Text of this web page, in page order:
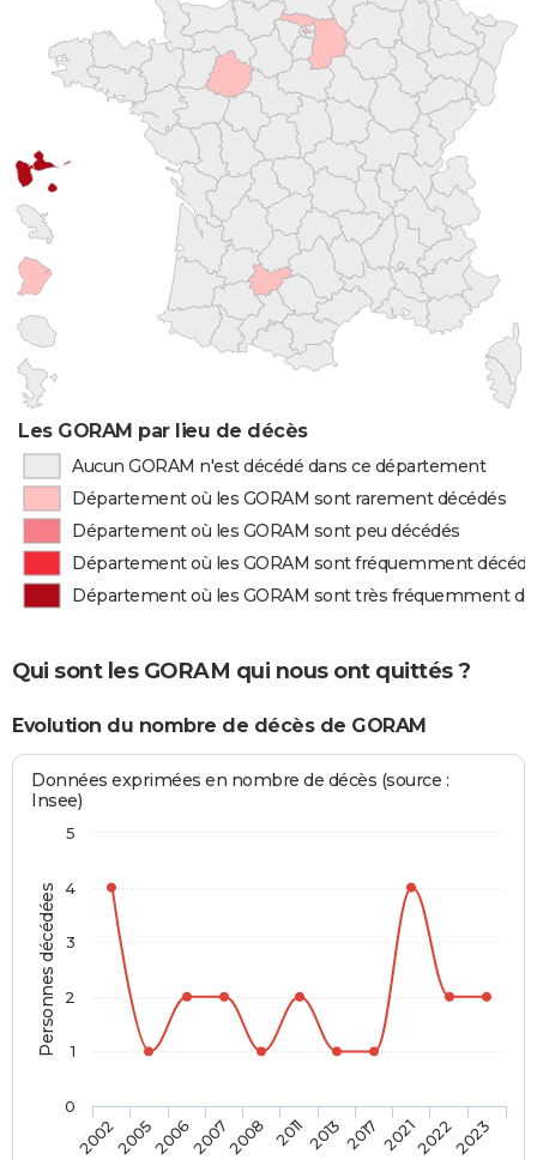
Les GORAM par lieu de décès
Aucun GORAM n'est décédé dans ce département
Département où les GORAM sont rarement décédés
Département où les GORAM sont peu décédés
Département où les GORAM sont fréquemment
Département où les GORAM sont très fréquemment
Qui sont les GORAM qui nous ont quittés ?
Evolution du nombre de décès de GORAM
Personnes décédées
Données exprimées en nombre de décès (source :
Insee)
20022005200620072008 201120132017 202120222023
0
1
2
3
4
5